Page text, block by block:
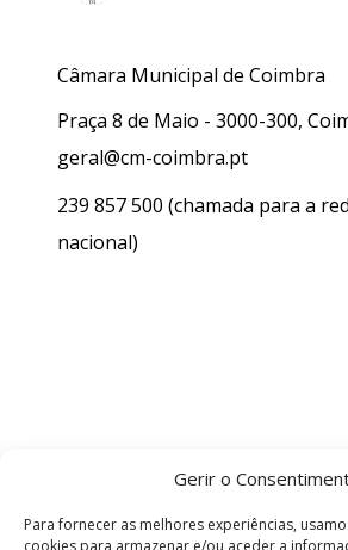
Gerir o
Para fornecer as melhores experiências,
cookies para armazenar e/ou aceder a
Câmara Municipal de Coimbra
Praça 8 de Maio - 3000-300,
geral@cm-coimbra.pt
239 857 500 (chamada para a
nacional)